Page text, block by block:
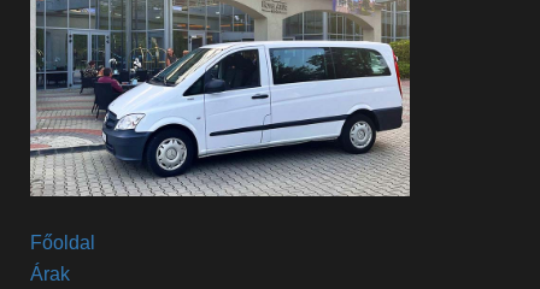
Főoldal
Árak